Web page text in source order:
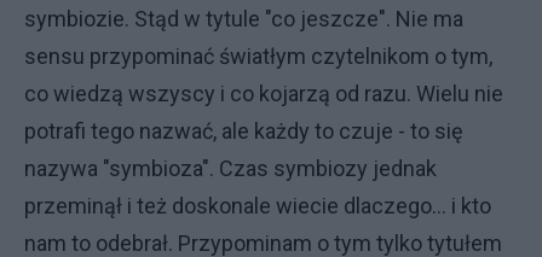
symbiozie. Stąd w tytule "co jeszcze". Nie ma
sensu przypominać światłym czytelnikom o tym,
co wiedzą wszyscy i co kojarzą od razu. Wielu nie
potrafi tego nazwać, ale każdy to czuje - to się
nazywa "symbioza". Czas symbiozy jednak
przeminął i też doskonale wiecie dlaczego... i kto
nam to odebrał. Przypominam o tym tylko tytułem